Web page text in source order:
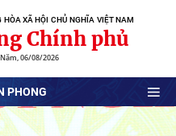
HÒA XÃ HỘI CHỦ NGHĨA VIỆT NAM
Chính phủ
06/08/2026
PHONG